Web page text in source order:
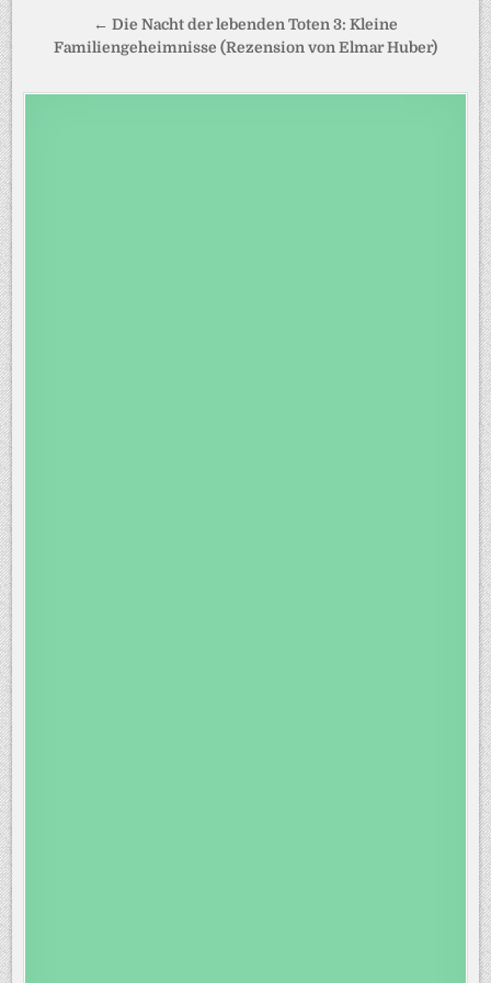
← Die Nacht der lebenden Toten 3: Kleine
Familiengeheimnisse (Rezension von Elmar Huber)